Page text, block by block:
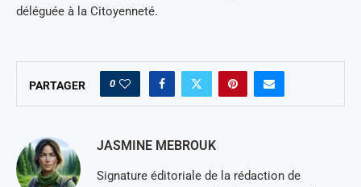
déléguée à la Citoyenneté.
PARTAGER 0
JASMINE MEBROUK
Signature éditoriale de la rédaction de